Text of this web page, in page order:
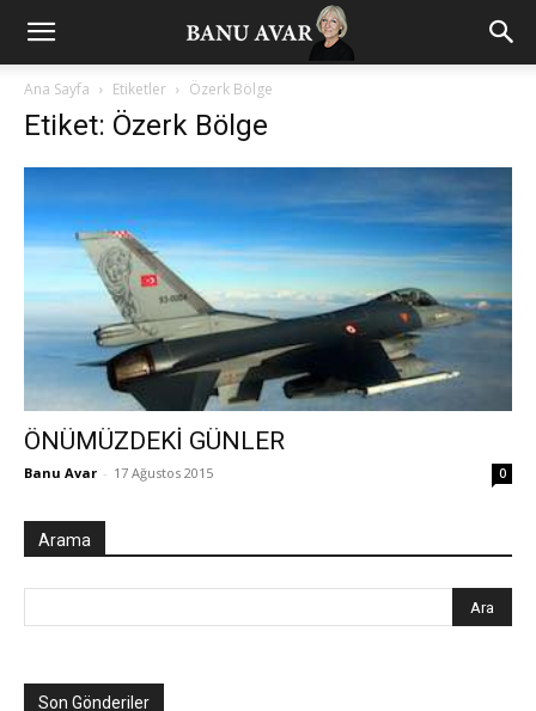
Ana Sayfa Etiketler Özerk Bölge
Etiket: Özerk Bölge
ÖNÜMÜZDEKİ GÜNLER
Banu Avar - 17 Ağustos 2015 0
Arama
Son Gönderiler